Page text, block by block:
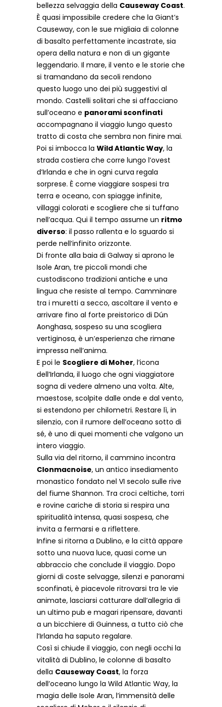
bellezza selvaggia della Causeway Coast.
È quasi impossibile credere che la Giant’s
Causeway, con le sue migliaia di colonne
di basalto perfettamente incastrate, sia
opera della natura e non di un gigante
leggendario. Il mare, il vento e le storie che
si tramandano da secoli rendono
questo luogo uno dei più suggestivi al
mondo. Castelli solitari che si affacciano
sull’oceano e panorami sconfinati
accompagnano il viaggio lungo questo
tratto di costa che sembra non finire mai.
Poi si imbocca la Wild Atlantic Way, la
strada costiera che corre lungo l’ovest
d’Irlanda e che in ogni curva regala
sorprese. È come viaggiare sospesi tra
terra e oceano, con spiagge infinite,
villaggi colorati e scogliere che si tuffano
nell’acqua. Qui il tempo assume un ritmo
diverso: il passo rallenta e lo sguardo si
perde nell’infinito orizzonte.
Di fronte alla baia di Galway si aprono le
Isole Aran, tre piccoli mondi che
custodiscono tradizioni antiche e una
lingua che resiste al tempo. Camminare
tra i muretti a secco, ascoltare il vento e
arrivare fino al forte preistorico di Dún
Aonghasa, sospeso su una scogliera
vertiginosa, è un’esperienza che rimane
impressa nell’anima.
E poi le Scogliere di Moher, l’icona
dell’Irlanda, il luogo che ogni viaggiatore
sogna di vedere almeno una volta. Alte,
maestose, scolpite dalle onde e dal vento,
si estendono per chilometri. Restare lì, in
silenzio, con il rumore dell’oceano sotto di
sé, è uno di quei momenti che valgono un
intero viaggio.
Sulla via del ritorno, il cammino incontra
Clonmacnoise, un antico insediamento
monastico fondato nel VI secolo sulle rive
del fiume Shannon. Tra croci celtiche, torri
e rovine cariche di storia si respira una
spiritualità intensa, quasi sospesa, che
invita a fermarsi e a riflettere.
Infine si ritorna a Dublino, e la città appare
sotto una nuova luce, quasi come un
abbraccio che conclude il viaggio. Dopo
giorni di coste selvagge, silenzi e panorami
sconfinati, è piacevole ritrovarsi tra le vie
animate, lasciarsi catturare dall’allegria di
un ultimo pub e magari ripensare, davanti
a un bicchiere di Guinness, a tutto ciò che
l’Irlanda ha saputo regalare.
Così si chiude il viaggio, con negli occhi la
vitalità di Dublino, le colonne di basalto
della Causeway Coast, la forza
dell’oceano lungo la Wild Atlantic Way, la
magia delle Isole Aran, l’immensità delle